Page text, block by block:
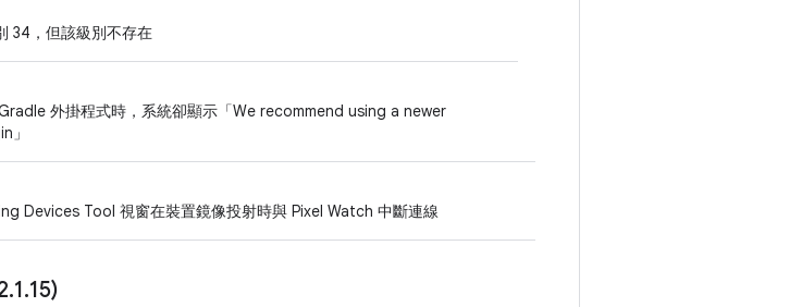
34，但該級別不存在
外掛程式時，系統卻顯示「We recommend using a newer
」
Devices Tool 視窗在裝置鏡像投射時與 Pixel Watch 中斷連線
.1.15)